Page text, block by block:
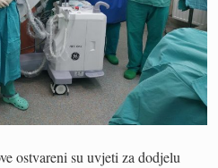
ostvareni su uvjeti za dodjelu